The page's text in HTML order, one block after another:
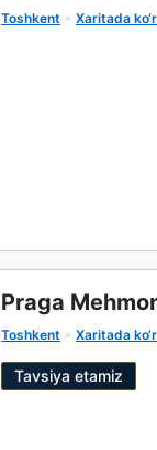
Toshkent Xaritada
Praga
Toshkent Xaritada
Tavsiya etamiz